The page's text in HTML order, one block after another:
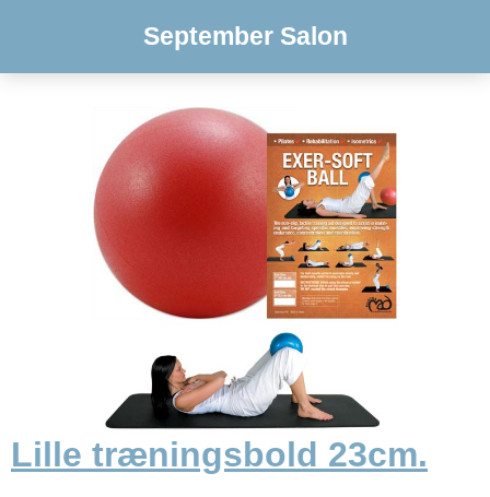
September Salon
Lille træningsbold 23cm.